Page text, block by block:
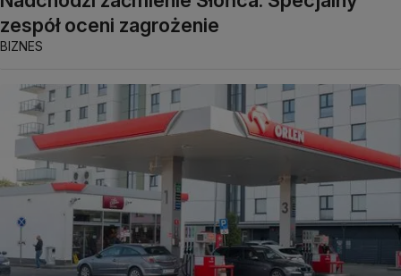
zespół oceni zagrożenie
BIZNES